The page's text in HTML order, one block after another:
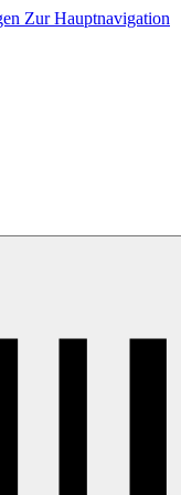
Zur Hauptnavigation